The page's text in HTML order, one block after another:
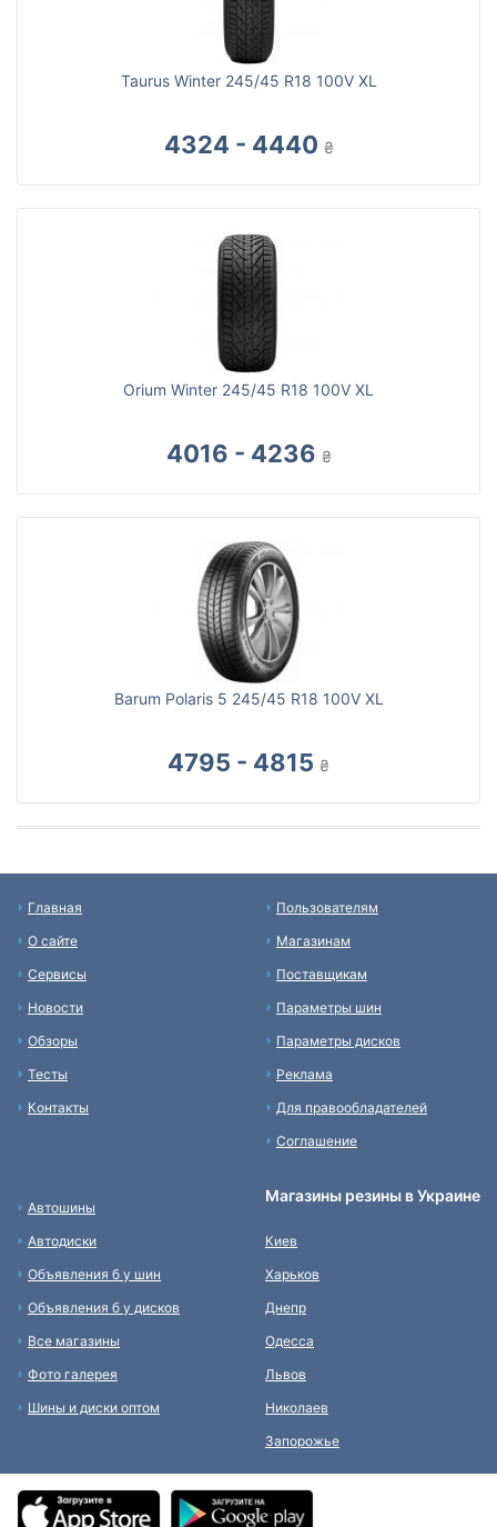
Taurus Winter 245/45 R18 100V XL
4324 - 4440 ₴
Orium Winter 245/45 R18 100V XL
4016 - 4236 ₴
Barum Polaris 5 245/45 R18 100V XL
4795 - 4815 ₴
Главная
О сайте
Сервисы
Новости
Обзоры
Тесты
Контакты
Пользователям
Магазинам
Поставщикам
Параметры шин
Параметры дисков
Реклама
Для правообладателей
Соглашение
Автошины
Автодиски
Объявления б у шин
Объявления б у дисков
Все магазины
Фото галерея
Шины и диски оптом
Магазины резины в Украине
Киев
Харьков
Днепр
Одесса
Львов
Николаев
Запорожье